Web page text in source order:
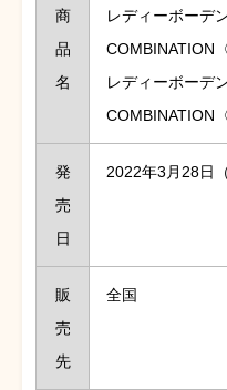
商
品
名
レディーボーデ
COMBINATION
レディーボーデ
COMBINATION
発
売
日
2022年3月28日（
販
売
先
全国